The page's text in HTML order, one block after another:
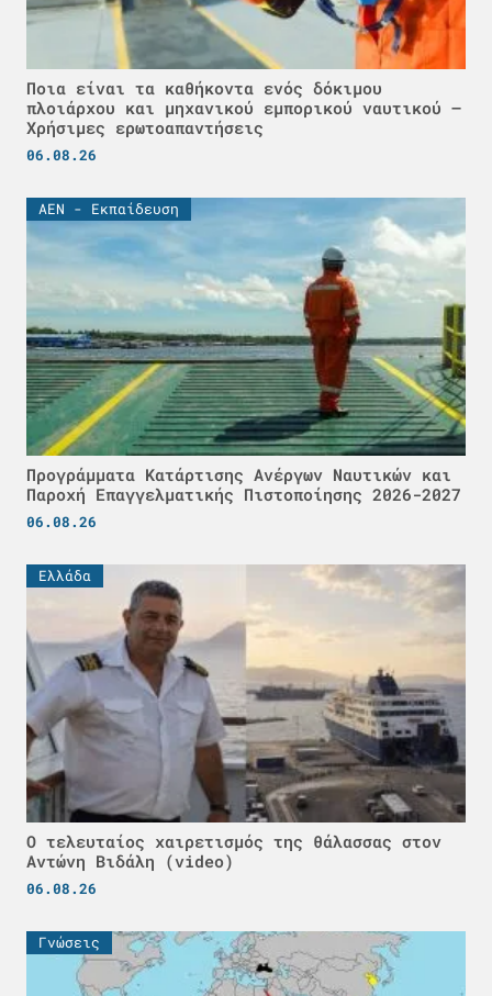
Ποια είναι τα καθήκοντα ενός δόκιμου
πλοιάρχου και μηχανικού εμπορικού ναυτικού –
Χρήσιμες ερωτοαπαντήσεις
06.08.26
ΑΕΝ - Εκπαίδευση
Προγράμματα Κατάρτισης Ανέργων Ναυτικών και
Παροχή Επαγγελματικής Πιστοποίησης 2026-2027
06.08.26
Ελλάδα
Ο τελευταίος χαιρετισμός της θάλασσας στον
Αντώνη Βιδάλη (video)
06.08.26
Γνώσεις